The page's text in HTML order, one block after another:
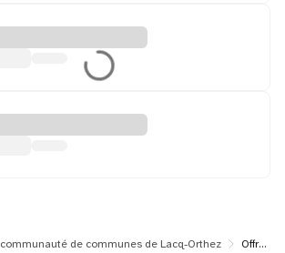
communauté de communes de Lacq-Orthez Offres d'emploi